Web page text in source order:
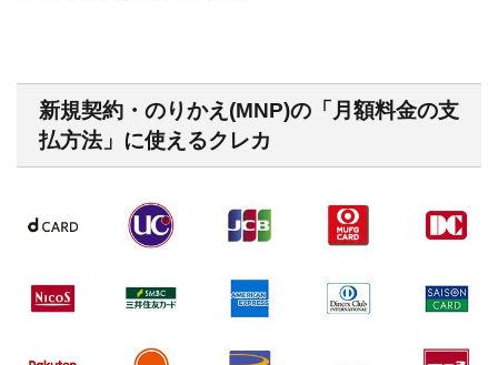
新規契約・のりかえ(MNP)の「月額料金の支
払方法」に使えるクレカ